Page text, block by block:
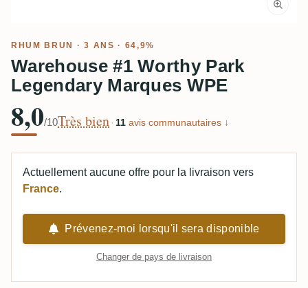
RHUM BRUN · 3 ANS · 64,9%
Warehouse #1 Worthy Park
Legendary Marques WPE
8,0/10Très bien · 11 avis communautaires ↓
Actuellement aucune offre pour la livraison vers
France.
Prévenez-moi lorsqu'il sera disponible
Changer de pays de livraison